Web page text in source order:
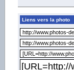
Liens vers la photo